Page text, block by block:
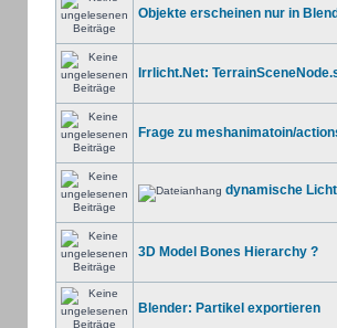
Objekte erscheinen nur in
Irrlicht.Net:
Frage zu meshanimatoin/
dynamische
3D Model Bones Hierarchy ?
Blender: Partikel exportieren